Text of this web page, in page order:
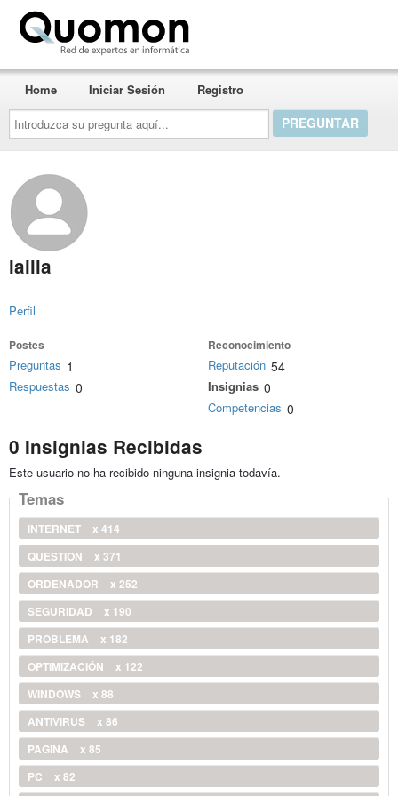
Introduzca
su
pregunta
aquí...
Home Iniciar Sesión Registro
lailla
Perfil
Postes
Preguntas 1
Respuestas 0
Reconocimiento
Reputación 54
Insignias 0
Competencias 0
0 Insignias Recibidas
Este usuario no ha recibido ninguna insignia todavía.
Temas
INTERNET
x 414
QUESTION
x 371
ORDENADOR
x 252
SEGURIDAD
x 190
PROBLEMA
x 182
OPTIMIZACIÓN
x 122
WINDOWS
x 88
ANTIVIRUS
x 86
PAGINA
x 85
PC
x 82